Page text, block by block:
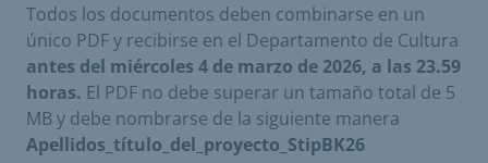
Todos los documentos deben combinarse en un
único PDF y recibirse en el Departamento de Cultura
antes del miércoles 4 de marzo de 2026, a las 23.59
horas. El PDF no debe superar un tamaño total de 5
MB y debe nombrarse de la siguiente manera
Apellidos_título_del_proyecto_StipBK26